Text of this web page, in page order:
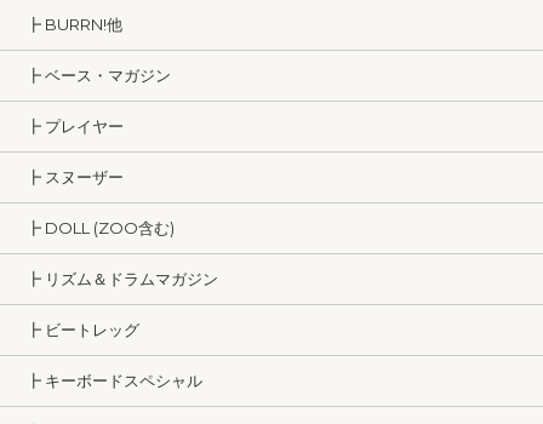
┣ BURRN!他
┣ ベース・マガジン
┣ プレイヤー
┣ スヌーザー
┣ DOLL (ZOO含む)
┣ リズム＆ドラムマガジン
┣ ビートレッグ
┣ キーボードスペシャル